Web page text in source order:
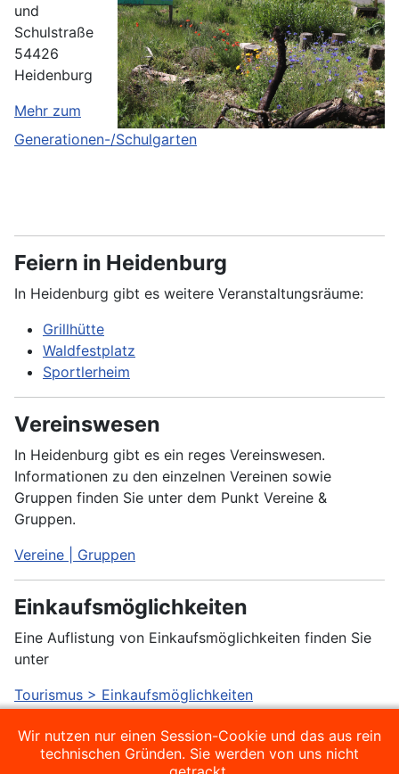
und
Schulstraße
54426
Heidenburg
Mehr zum
Generationen-/Schulgarten
Feiern in Heidenburg
In Heidenburg gibt es weitere Veranstaltungsräume:
Grillhütte
Waldfestplatz
Sportlerheim
Vereinswesen
In Heidenburg gibt es ein reges Vereinswesen.
Informationen zu den einzelnen Vereinen sowie
Gruppen finden Sie unter dem Punkt Vereine &
Gruppen.
Vereine | Gruppen
Einkaufsmöglichkeiten
Eine Auflistung von Einkaufsmöglichkeiten finden Sie
unter
Tourismus > Einkaufsmöglichkeiten
Gaststätten
Wir nutzen nur einen Session-Cookie und das aus rein
technischen Gründen. Sie werden von uns nicht